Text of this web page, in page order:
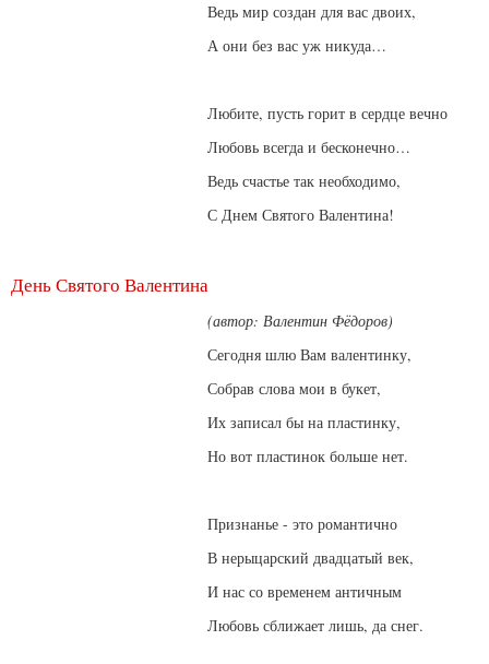
Ведь мир создан для вас двоих,
А они без вас уж никуда…
Любите, пусть горит в сердце вечно
Любовь всегда и бесконечно…
Ведь счастье так необходимо,
С Днем Святого Валентина!
День Святого Валентина
(автор: Валентин Фёдоров)
Сегодня шлю Вам валентинку,
Собрав слова мои в букет,
Их записал бы на пластинку,
Но вот пластинок больше нет.
Признанье - это романтично
В нерыцарский двадцатый век,
И нас со временем античным
Любовь сближает лишь, да снег.